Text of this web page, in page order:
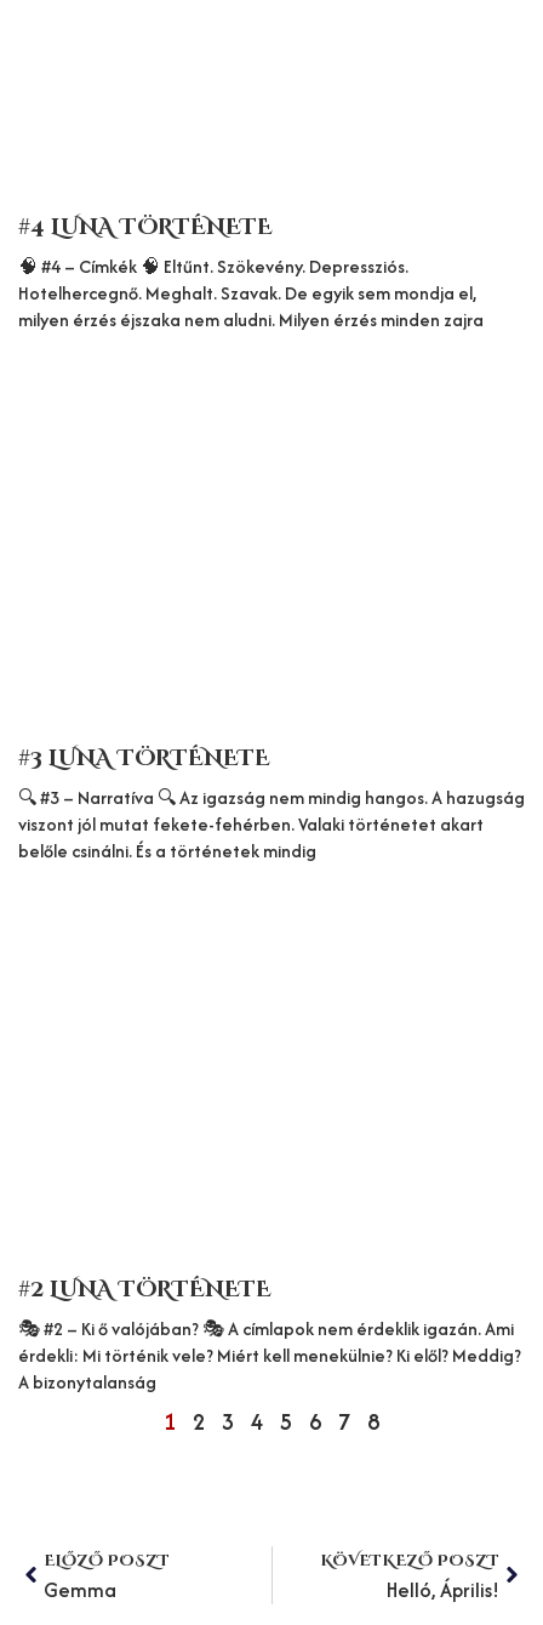
#4 LUNA TÖRTÉNETE
🧠 #4 – Címkék 🧠 Eltűnt. Szökevény. Depressziós.
Hotelhercegnő. Meghalt. Szavak. De egyik sem mondja el,
milyen érzés éjszaka nem aludni. Milyen érzés minden zajra
#3 LUNA TÖRTÉNETE
🔍 #3 – Narratíva 🔍 Az igazság nem mindig hangos. A hazugság
viszont jól mutat fekete-fehérben. Valaki történetet akart
belőle csinálni. És a történetek mindig
#2 LUNA TÖRTÉNETE
🎭 #2 – Ki ő valójában? 🎭 A címlapok nem érdeklik igazán. Ami
érdekli: Mi történik vele? Miért kell menekülnie? Ki elől? Meddig?
A bizonytalanság
1 2 3 4 5 6 7 8
ELŐZŐ POSZT
Gemma
KÖVETKEZŐ POSZT
Helló, Április!